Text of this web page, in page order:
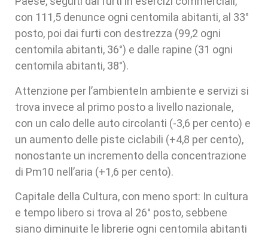
con 111,5 denunce ogni centomila abitanti, al 33°
posto, poi dai furti con destrezza (99,2 ogni
centomila abitanti, 36°) e dalle rapine (31 ogni
centomila abitanti, 38°).
Attenzione per l’ambienteIn ambiente e servizi si
trova invece al primo posto a livello nazionale,
con un calo delle auto circolanti (-3,6 per cento) e
un aumento delle piste ciclabili (+4,8 per cento),
nonostante un incremento della concentrazione
di Pm10 nell’aria (+1,6 per cento).
Capitale della Cultura, con meno sport: In cultura
e tempo libero si trova al 26° posto, sebbene
siano diminuite le librerie ogni centomila abitanti